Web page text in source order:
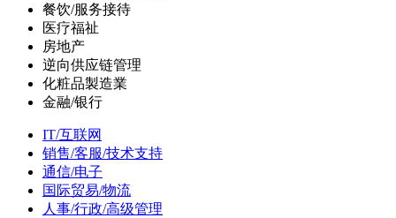
餐饮/服务接待
医疗福祉
房地产
逆向供应链管理
化粧品製造業
金融/银行
IT/互联网
销售/客服/技术支持
通信/电子
国际贸易/物流
人事/行政/高级管理